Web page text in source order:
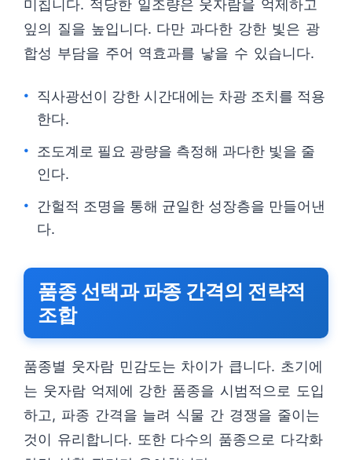
미칩니다. 적당한 일조량은 웃자람을 억제하고
잎의 질을 높입니다. 다만 과다한 강한 빛은 광
합성 부담을 주어 역효과를 낳을 수 있습니다.
직사광선이 강한 시간대에는 차광 조치를 적용
한다.
조도계로 필요 광량을 측정해 과다한 빛을 줄
인다.
간헐적 조명을 통해 균일한 성장층을 만들어낸
다.
품종 선택과 파종 간격의 전략적
조합
품종별 웃자람 민감도는 차이가 큽니다. 초기에
는 웃자람 억제에 강한 품종을 시범적으로 도입
하고, 파종 간격을 늘려 식물 간 경쟁을 줄이는
것이 유리합니다. 또한 다수의 품종으로 다각화